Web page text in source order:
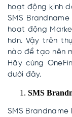
hoạt động kinh
SMS
hoạt động
hơn. Vậy trên
nào để tạo nên
Hãy cùng
dưới đây.
SMS
SMS